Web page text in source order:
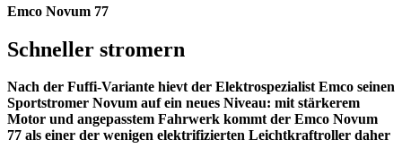
Emco Novum 77
Schneller stromern
Nach der Fuffi-Variante hievt der Elektrospezialist Emco seinen
Sportstromer Novum auf ein neues Niveau: mit stärkerem
Motor und angepasstem Fahrwerk kommt der Emco Novum
77 als einer der wenigen elektrifizierten Leichtkraftroller daher